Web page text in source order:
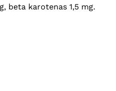
beta karotenas 1,5 mg.